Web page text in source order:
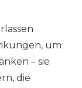
um
– sie
die